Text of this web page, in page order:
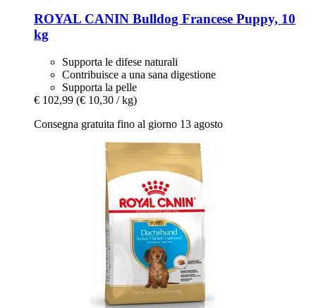
ROYAL CANIN Bulldog Francese Puppy, 10
kg
Supporta le difese naturali
Contribuisce a una sana digestione
Supporta la pelle
€ 102,99 (€ 10,30 / kg)
Consegna gratuita fino al giorno 13 agosto